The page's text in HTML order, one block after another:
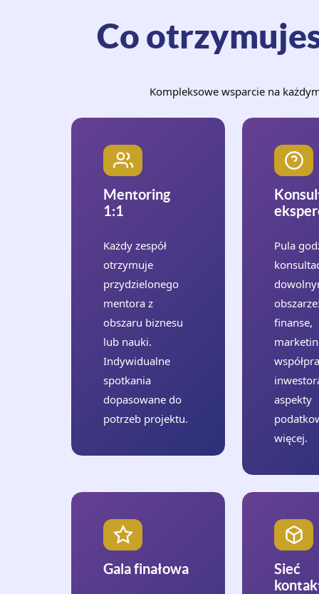
Co
Kompleksowe wsparcie na
Mentoring
1:1
Każdy zespół
otrzymuje
przydzielonego
mentora z
obszaru biznesu
lub nauki.
Indywidualne
spotkania
dopasowane do
potrzeb projektu.
Pula
finanse,
aspekty
więcej.
Gala finałowa
Sieć